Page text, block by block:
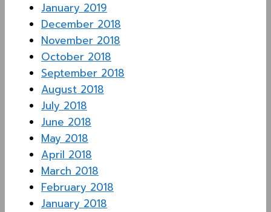
January 2019
December 2018
November 2018
October 2018
September 2018
August 2018
July 2018
June 2018
May 2018
April 2018
March 2018
February 2018
January 2018